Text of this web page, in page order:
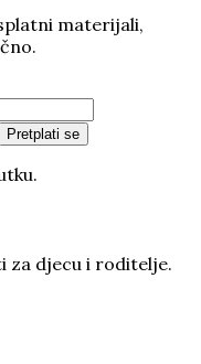
materijali,
Pretplati se
za djecu i roditelje.